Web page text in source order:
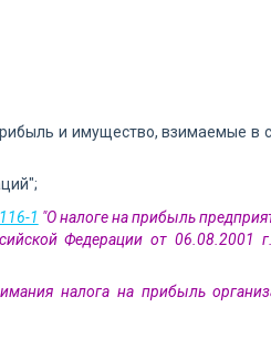
и имущество, взимаемые в
1 "О налоге на прибыль
Федерации от
налога на прибыль